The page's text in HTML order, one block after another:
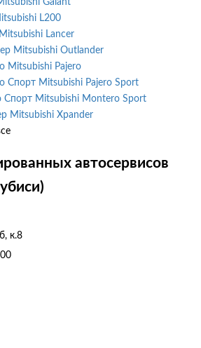
Galant
L200
Mitsubishi Lancer
Mitsubishi Outlander
Mitsubishi Pajero
Mitsubishi Pajero Sport
Mitsubishi Montero Sport
Mitsubishi Xpander
автосервисов
к.8